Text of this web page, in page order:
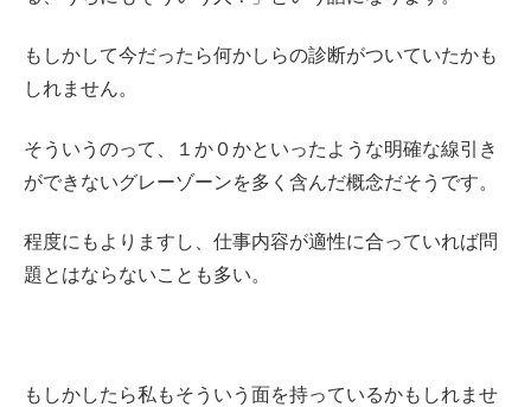
もしかして今だったら何かしらの診断がついていたかも
しれません。
そういうのって、１か０かといったような明確な線引き
ができないグレーゾーンを多く含んだ概念だそうです。
程度にもよりますし、仕事内容が適性に合っていれば問
題とはならないことも多い。
もしかしたら私もそういう面を持っているかもしれませ